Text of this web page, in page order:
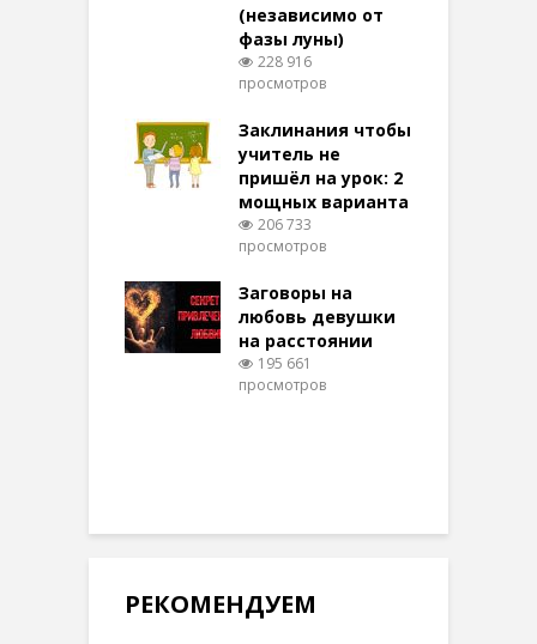
(независимо от
фазы луны)
228 916
просмотров
Заклинания чтобы
учитель не
пришёл на урок: 2
мощных варианта
206 733
просмотров
Заговоры на
любовь девушки
на расстоянии
195 661
просмотров
РЕКОМЕНДУЕМ